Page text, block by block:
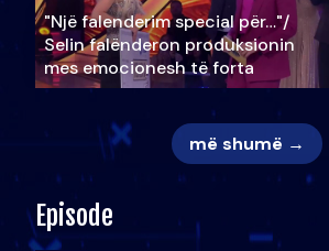
"Një falenderim special për…"/
Selin falënderon produksionin
mes emocionesh të forta
më shumë →
Episode